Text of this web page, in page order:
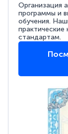
Организация
программы и
обучения.
стандартам.